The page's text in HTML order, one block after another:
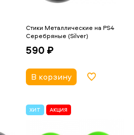
Стики Металлические на PS4
Серебряные (Silver)
590 ₽
В корзину
ХИТ АКЦИЯ